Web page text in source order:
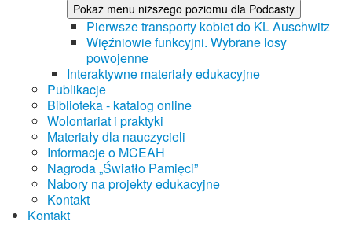
Pokaż menu niższego poziomu dla Podcasty
Pierwsze transporty kobiet do KL Auschwitz
Więźniowie funkcyjni. Wybrane losy
powojenne
Interaktywne materiały edukacyjne
Publikacje
Biblioteka - katalog online
Wolontariat i praktyki
Materiały dla nauczycieli
Informacje o MCEAH
Nagroda „Światło Pamięci”
Nabory na projekty edukacyjne
Kontakt
Kontakt